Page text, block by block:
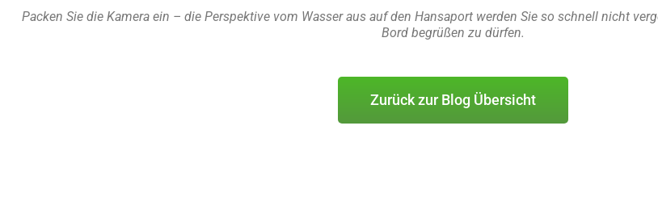
Packen Sie die Kamera ein – die Perspektive vom Wasser aus auf den Hansaport werden Sie so schnell nicht
Bord begrüßen zu dürfen.
Zurück zur Blog Übersicht